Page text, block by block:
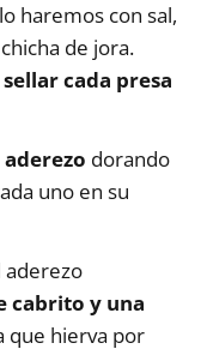
haremos con sal,
de jora.
sellar cada presa
dorando
uno en su
aderezo
cabrito y una
que hierva por